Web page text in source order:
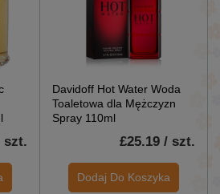
szt.
Davidoff Hot Water Woda
Toaletowa dla Mężczyzn
Spray 110ml
£25.19 / szt.
Dodaj Do Koszyka